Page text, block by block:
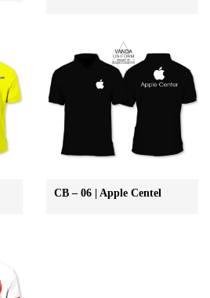
CB – 06 | Apple Centel